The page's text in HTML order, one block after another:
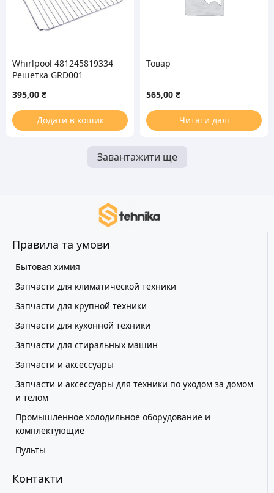
Whirlpool 481245819334
Решетка GRD001
395,00 ₴
Додати в кошик
Товар
565,00 ₴
Читати далі
Завантажити ще
Правила та умови
Бытовая химия
Запчасти для климатической техники
Запчасти для крупной техники
Запчасти для кухонной техники
Запчасти для стиральных машин
Запчасти и аксессуары
Запчасти и аксессуары для техники по уходом за домом
и телом
Промышленное холодильное оборудование и
комплектующие
Пульты
Контакти